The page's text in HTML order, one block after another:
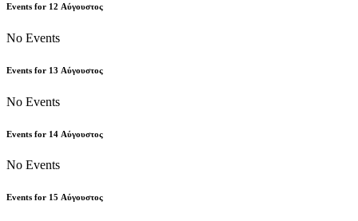
Events for 12 Αύγουστος
No Events
Events for 13 Αύγουστος
No Events
Events for 14 Αύγουστος
No Events
Events for 15 Αύγουστος